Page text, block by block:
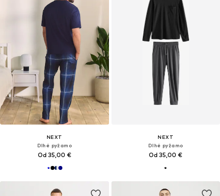
NEXT
Dlhé pyžamo
Od 35,00 €
NEXT
Dlhé pyžamo
Od 35,00 €